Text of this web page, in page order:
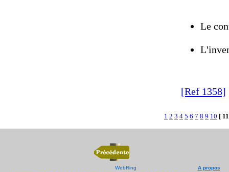
Le
[Ref 1358]
1 2 3 4 5 6 7 8 9 10 [
WebRing A propos